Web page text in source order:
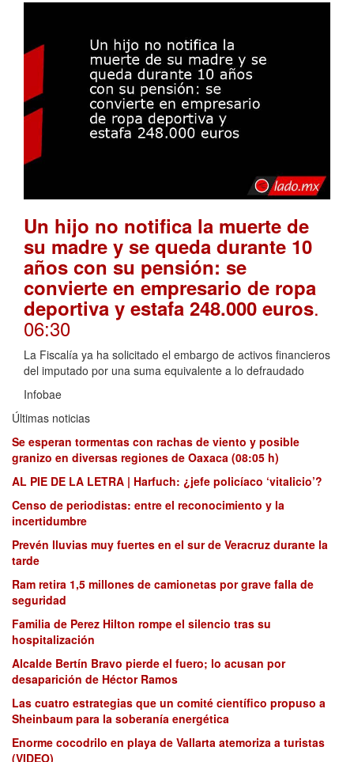
Un hijo no notifica la muerte de
su madre y se queda durante 10
años con su pensión: se
convierte en empresario de ropa
deportiva y estafa 248.000 euros.
06:30
La Fiscalía ya ha solicitado el embargo de activos financieros
del imputado por una suma equivalente a lo defraudado
Infobae
Últimas noticias
Se esperan tormentas con rachas de viento y posible
granizo en diversas regiones de Oaxaca (08:05 h)
AL PIE DE LA LETRA | Harfuch: ¿jefe policíaco ‘vitalicio’?
Censo de periodistas: entre el reconocimiento y la
incertidumbre
Prevén lluvias muy fuertes en el sur de Veracruz durante la
tarde
Ram retira 1,5 millones de camionetas por grave falla de
seguridad
Familia de Perez Hilton rompe el silencio tras su
hospitalización
Alcalde Bertín Bravo pierde el fuero; lo acusan por
desaparición de Héctor Ramos
Las cuatro estrategias que un comité científico propuso a
Sheinbaum para la soberanía energética
Enorme cocodrilo en playa de Vallarta atemoriza a turistas
(VIDEO)